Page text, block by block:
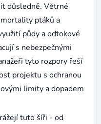
důsledně. Větrné
ptáků a
půdy a odtokové
s nebezpečnými
tyto rozpory řeší
projektu s ochranou
limity a dopadem
tuto šíři - od